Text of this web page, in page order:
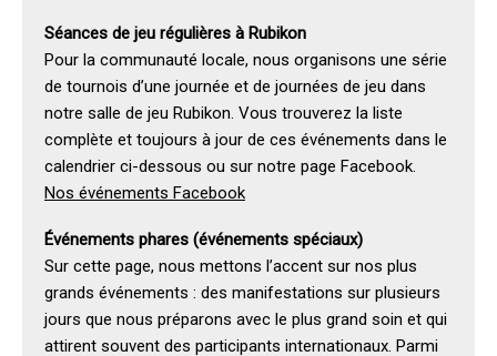
Séances de jeu régulières à Rubikon
Pour la communauté locale, nous organisons une série
de tournois d’une journée et de journées de jeu dans
notre salle de jeu Rubikon. Vous trouverez la liste
complète et toujours à jour de ces événements dans le
calendrier ci-dessous ou sur notre page Facebook.
Nos événements Facebook
Événements phares (événements spéciaux)
Sur cette page, nous mettons l’accent sur nos plus
grands événements : des manifestations sur plusieurs
jours que nous préparons avec le plus grand soin et qui
attirent souvent des participants internationaux. Parmi